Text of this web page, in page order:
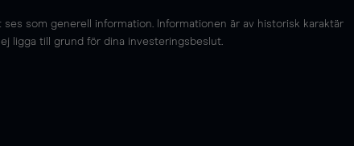
som generell information. Informationen är av historisk karaktär
ligga till grund för dina investeringsbeslut.